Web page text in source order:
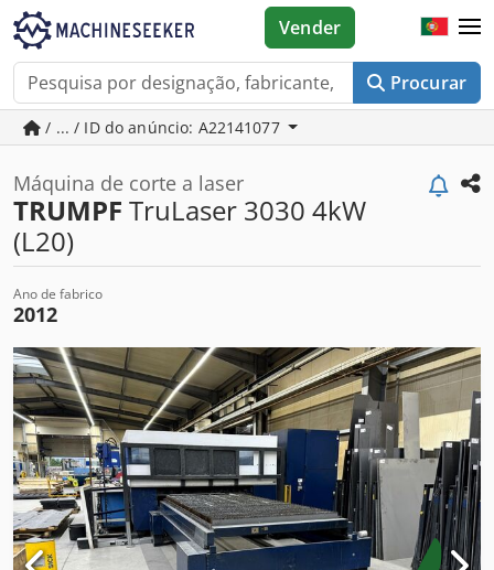
Procurar
Vender
/ ... / ID do anúncio: A22141077
Máquina de corte a laser
TRUMPF TruLaser 3030 4kW
(L20)
Ano de fabrico
2012